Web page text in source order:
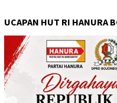
UCAPAN HUT RI HANURA